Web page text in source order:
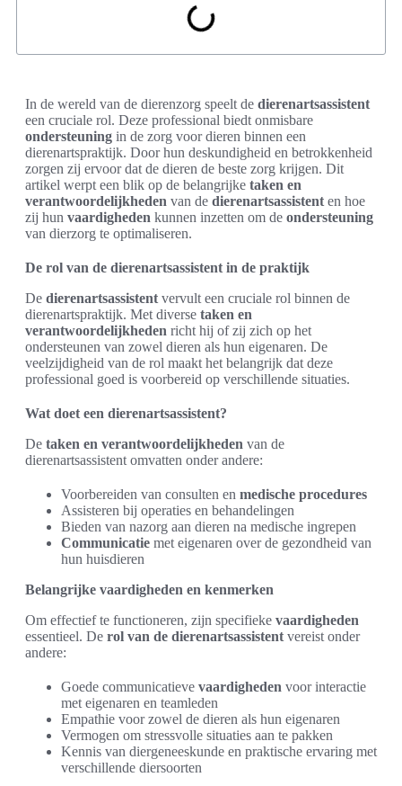
In de wereld van de dierenzorg speelt de dierenartsassistent
een cruciale rol. Deze professional biedt onmisbare
ondersteuning in de zorg voor dieren binnen een
dierenartspraktijk. Door hun deskundigheid en betrokkenheid
zorgen zij ervoor dat de dieren de beste zorg krijgen. Dit
artikel werpt een blik op de belangrijke taken en
verantwoordelijkheden van de dierenartsassistent en hoe
zij hun vaardigheden kunnen inzetten om de ondersteuning
van dierzorg te optimaliseren.
De rol van de dierenartsassistent in de praktijk
De dierenartsassistent vervult een cruciale rol binnen de
dierenartspraktijk. Met diverse taken en
verantwoordelijkheden richt hij of zij zich op het
ondersteunen van zowel dieren als hun eigenaren. De
veelzijdigheid van de rol maakt het belangrijk dat deze
professional goed is voorbereid op verschillende situaties.
Wat doet een dierenartsassistent?
De taken en verantwoordelijkheden van de
dierenartsassistent omvatten onder andere:
Voorbereiden van consulten en medische procedures
Assisteren bij operaties en behandelingen
Bieden van nazorg aan dieren na medische ingrepen
Communicatie met eigenaren over de gezondheid van
hun huisdieren
Belangrijke vaardigheden en kenmerken
Om effectief te functioneren, zijn specifieke vaardigheden
essentieel. De rol van de dierenartsassistent vereist onder
andere:
Goede communicatieve vaardigheden voor interactie
met eigenaren en teamleden
Empathie voor zowel de dieren als hun eigenaren
Vermogen om stressvolle situaties aan te pakken
Kennis van diergeneeskunde en praktische ervaring met
verschillende diersoorten